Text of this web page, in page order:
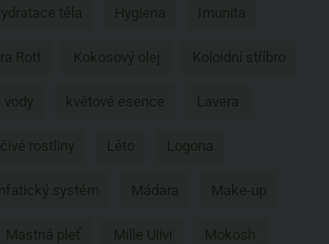
těla Hygiena Imunita
Rott Kokosový olej Koloidní stříbro
vody květové esence Lavera
rostliny Léto Logona
systém Mádara Make-up
Mastná pleť Mille Ulivi Mokosh